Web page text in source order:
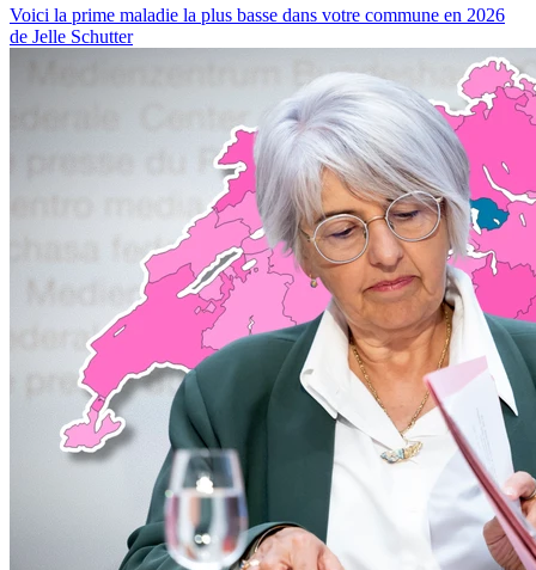
Voici la prime maladie la plus basse dans votre commune en 2026
de Jelle Schutter